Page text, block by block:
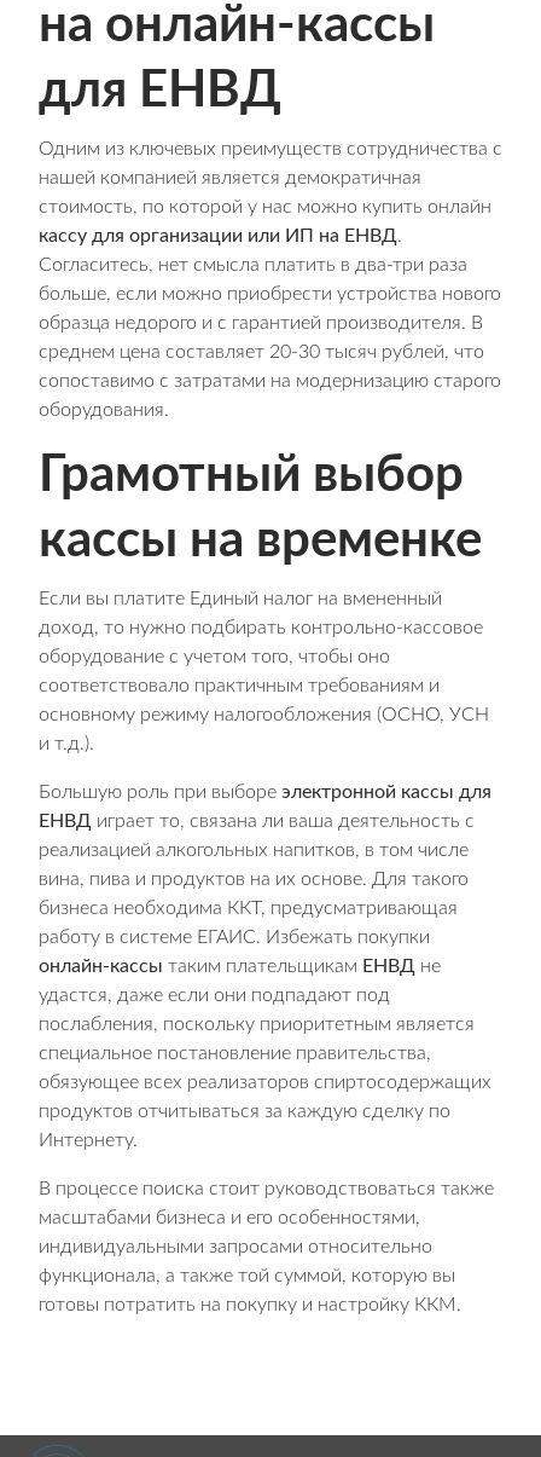
на онлайн-кассы
для ЕНВД
Одним из ключевых преимуществ сотрудничества с
нашей компанией является демократичная
стоимость, по которой у нас можно купить онлайн
кассу для организации или ИП на ЕНВД .
Согласитесь, нет смысла платить в два-три раза
больше, если можно приобрести устройства нового
образца недорого и с гарантией производителя. В
среднем цена составляет 20-30 тысяч рублей, что
сопоставимо с затратами на модернизацию старого
оборудования.
Грамотный выбор
кассы на временке
Если вы платите Единый налог на вмененный
доход, то нужно подбирать контрольно-кассовое
оборудование с учетом того, чтобы оно
соответствовало практичным требованиям и
основному режиму налогообложения (ОСНО, УСН
и т.д.).
Большую роль при выборе электронной кассы для
ЕНВД играет то, связана ли ваша деятельность с
реализацией алкогольных напитков, в том числе
вина, пива и продуктов на их основе. Для такого
бизнеса необходима ККТ, предусматривающая
работу в системе ЕГАИС. Избежать покупки
онлайн-кассы таким плательщикам ЕНВД не
удастся, даже если они подпадают под
послабления, поскольку приоритетным является
специальное постановление правительства,
обязующее всех реализаторов спиртосодержащих
продуктов отчитываться за каждую сделку по
Интернету.
В процессе поиска стоит руководствоваться также
масштабами бизнеса и его особенностями,
индивидуальными запросами относительно
функционала, а также той суммой, которую вы
готовы потратить на покупку и настройку ККМ.